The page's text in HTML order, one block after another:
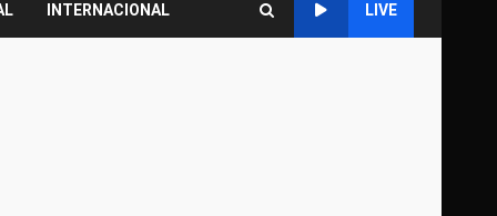
INTERNACIONAL LIVE